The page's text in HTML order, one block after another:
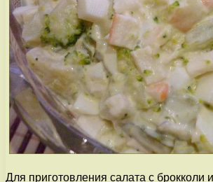
Для приготовления салата с брокколи